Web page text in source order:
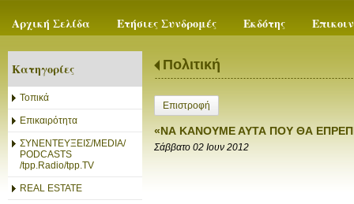
Αρχική Σελίδα Ετήσιες Συνδρομές Εκδότης
Κατηγορίες
Τοπικά
Επικαιρότητα
ΣΥΝΕΝΤΕΥΞΕΙΣ/MEDIA/
PODCASTS
/tpp.Radio/tpp.TV
REAL ESTATE
Πολιτική
Επιστροφή
«ΝΑ ΚΑΝΟΥΜΕ ΑΥΤΑ ΠΟΥ ΘΑ
Σάββατο 02 Ιουν 2012